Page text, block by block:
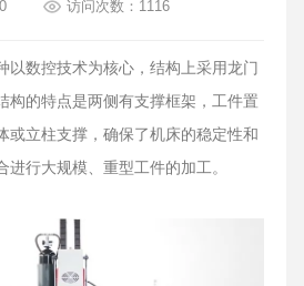
访问次数：1116
数控技术为核心，结构上采用龙门
构的特点是两侧有支撑框架，工件置
或立柱支撑，确保了机床的稳定性和
进行大规模、重型工件的加工。